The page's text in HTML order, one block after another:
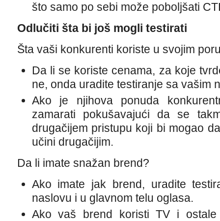
što samo po sebi može poboljšati
Odlučiti šta bi još mogli testirati
Šta vaši konkurenti koriste u svojim
Da li se koriste cenama, za koje
ne, onda uradite testiranje sa vašim
Ako je njihova ponuda
zamarati pokušavajući da se
drugačijem pristupu koji bi mogao
učini drugačijim.
Da li imate snažan brend?
Ako imate jak brend, uradite
naslovu i u glavnom telu oglasa.
Ako vaš brend koristi TV i ostale